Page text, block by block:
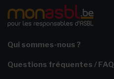
Qui sommes-nous ?
Questions fréquentes / FAQ